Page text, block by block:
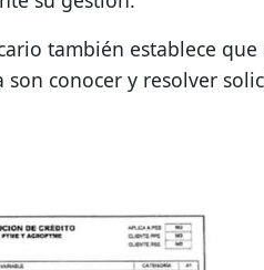
también establece que
conocer y resolver